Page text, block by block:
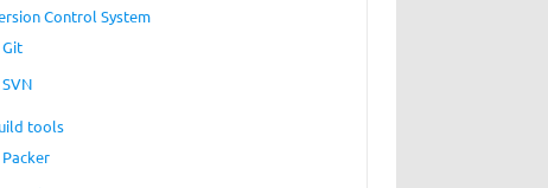
Control System
Git
SVN
tools
Packer